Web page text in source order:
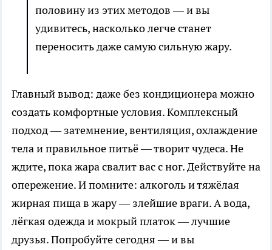
половину из этих методов — и вы
удивитесь, насколько легче станет
переносить даже самую сильную жару.
Главный вывод: даже без кондиционера можно
создать комфортные условия. Комплексный
подход — затемнение, вентиляция, охлаждение
тела и правильное питьё — творит чудеса. Не
ждите, пока жара свалит вас с ног. Действуйте на
опережение. И помните: алкоголь и тяжёлая
жирная пища в жару — злейшие враги. А вода,
лёгкая одежда и мокрый платок — лучшие
друзья. Попробуйте сегодня — и вы